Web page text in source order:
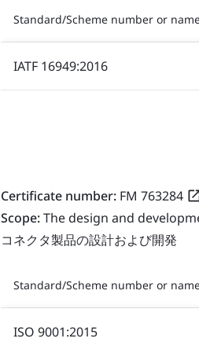
Standard/Scheme number or
IATF 16949:2016
Certificate number: FM 763284
Scope:The design and
コネクタ製品の設計および開発
Standard/Scheme number or
ISO 9001:2015